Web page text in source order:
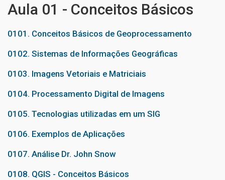
Aula 01 - Conceitos Básicos
0101. Conceitos Básicos de Geoprocessamento
0102. Sistemas de Informações Geográficas
0103. Imagens Vetoriais e Matriciais
0104. Processamento Digital de Imagens
0105. Tecnologias utilizadas em um SIG
0106. Exemplos de Aplicações
0107. Análise Dr. John Snow
0108. QGIS - Conceitos Básicos